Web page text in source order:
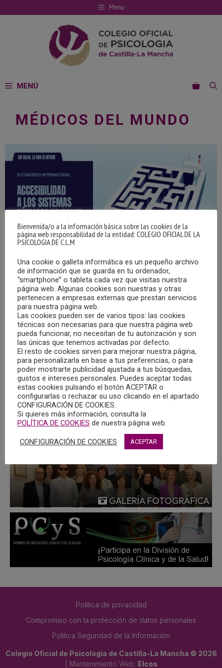
al
Menu
MENÚ
MÉDICOS DEL MUNDO
CONGRESO INTERNACIONAL SOBRE
ACCESIBILIDAD A LOS SISTEMAS PÚBLICOS DE
SALUD
04/09/2025
Los días 23 y 24 de octubre, en Valencia, y organizado por
Médicos del Mundo, tendrá lugar el Congreso
Internacional sobre Accesibilidad a los Sistemas Públicos
de Salud.
MÁS
GALERÍA FOTOGRÁFICA
Política de privacidad
Compromiso con la protección de datos personales
Politica Seguridad de la Información
Colegio Oficial de Psicología de Castilla-La Mancha © 2026
| Mantenimiento Web: Elcos
Bienvenida/o a la información básica sobre las cookies de la
página web responsabilidad de la entidad: COLEGIO OFICIAL DE LA
PSICOLOGIA DE C.L.M
Una cookie o galleta informática es un pequeño archivo
de información que se guarda en tu ordenador,
“smartphone” o tableta cada vez que visitas nuestra
página web. Algunas cookies son nuestras y otras
pertenecen a empresas externas que prestan servicios
para nuestra página web.
Las cookies pueden ser de varios tipos: las cookies
técnicas son necesarias para que nuestra página web
pueda funcionar, no necesitan de tu autorización y son
las únicas que tenemos activadas por defecto.
El resto de cookies sirven para mejorar nuestra página,
para personalizarla en base a tus preferencias, o para
poder mostrarte publicidad ajustada a tus búsquedas,
gustos e intereses personales. Puedes aceptar todas
estas cookies pulsando el botón ACEPTAR o
configurarlas o rechazar su uso clicando en el apartado
CONFIGURACIÓN DE COOKIES.
Si quieres más información, consulta la
POLÍTICA DE COOKIES de nuestra página web.
CONFIGURACIÓN DE COOKIES ACEPTAR